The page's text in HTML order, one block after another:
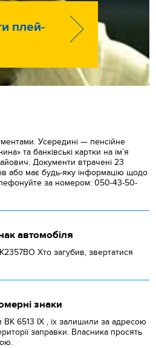
плей-
Усередині — пенсійне
та банківські картки на ім’я
Документи втрачені 23
або має будь-яку інформацію щодо
за номером: 050-43-50-
автомобіля
Хто загубив, звертатися
знаки
BK 6513 IX , їх залишили за адресою
заправки. Власника просять